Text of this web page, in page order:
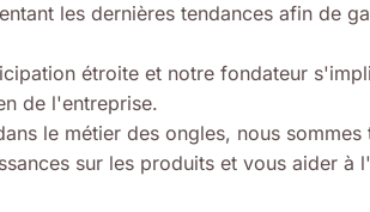
les dernières tendances afin de
étroite et notre fondateur
de l'entreprise.
le métier des ongles, nous sommes
sur les produits et vous aider à